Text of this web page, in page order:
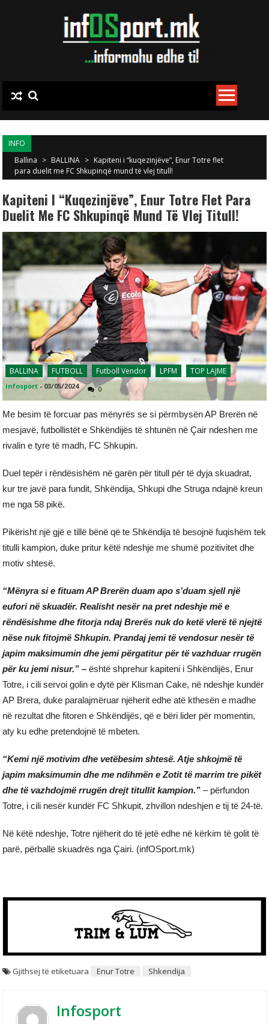
INFO
Ballina > BALLINA > Kapiteni i “kuqezinjëve”, Enur Totre flet
para duelit me FC Shkupinqë mund të vlej titull!
Kapiteni I “kuqezinjëve”, Enur Totre Flet Para
Duelit Me FC Shkupinqë Mund Të Vlej Titull!
BALLINA FUTBOLL Futboll Vendor LPFM TOP LAJME
infosport - 03/05/2024 0
Me besim të forcuar pas mënyrës se si përmbysën AP Brerën në
mesjavë, futbollistët e Shkëndijës të shtunën në Çair ndeshen me
rivalin e tyre të madh, FC Shkupin.
Duel tepër i rëndësishëm në garën për titull për të dyja skuadrat,
kur tre javë para fundit, Shkëndija, Shkupi dhe Struga ndajnë kreun
me nga 58 pikë.
Pikërisht një gjë e tillë bënë që te Shkëndija të besojnë fuqishëm tek
titulli kampion, duke pritur këtë ndeshje me shumë pozitivitet dhe
motiv shtesë.
“Mënyra si e fituam AP Brerën duam apo s’duam sjell një
eufori në skuadër. Realisht nesër na pret ndeshje më e
rëndësishme dhe fitorja ndaj Brerës nuk do ketë vlerë të njejtë
nëse nuk fitojmë Shkupin. Prandaj jemi të vendosur nesër të
japim maksimumin dhe jemi përgatitur për të vazhduar rrugën
për ku jemi nisur.” – është shprehur kapiteni i Shkëndijës, Enur
Totre, i cili servoi golin e dytë për Klisman Cake, në ndeshje kundër
AP Brera, duke paralajmëruar njëherit edhe atë kthesën e madhe
në rezultat dhe fitoren e Shkëndijës, që e bëri lider për momentin,
aty ku edhe pretendojnë të mbeten.
“Kemi një motivim dhe vetëbesim shtesë. Atje shkojmë të
japim maksimumin dhe me ndihmën e Zotit të marrim tre pikët
dhe të vazhdojmë rrugën drejt titullit kampion.” – përfundon
Totre, i cili nesër kundër FC Shkupit, zhvillon ndeshjen e tij të 24-të.
Në këtë ndeshje, Totre njëherit do të jetë edhe në kërkim të golit të
parë, përballë skuadrës nga Çairi. (infOSport.mk)
Gjithsej të etiketuara Enur Totre Shkendija
Infosport